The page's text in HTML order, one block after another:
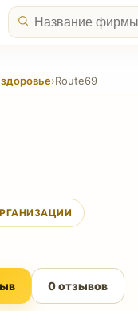
›Route69
0 отзывов